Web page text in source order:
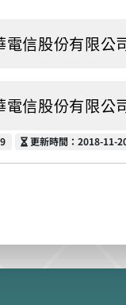
電信股份有限
電信股份有限
更新時間
更新時間：2018-11-